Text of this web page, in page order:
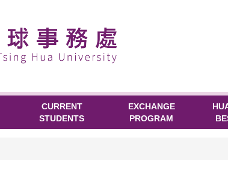
CURRENT
STUDENTS
EXCHANGE
PROGRAM